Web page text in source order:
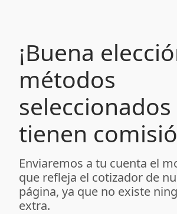
¡Buena
métodos
tienen
Enviaremos a tu cuenta el
que refleja el cotizador de
página, ya que no existe
extra.